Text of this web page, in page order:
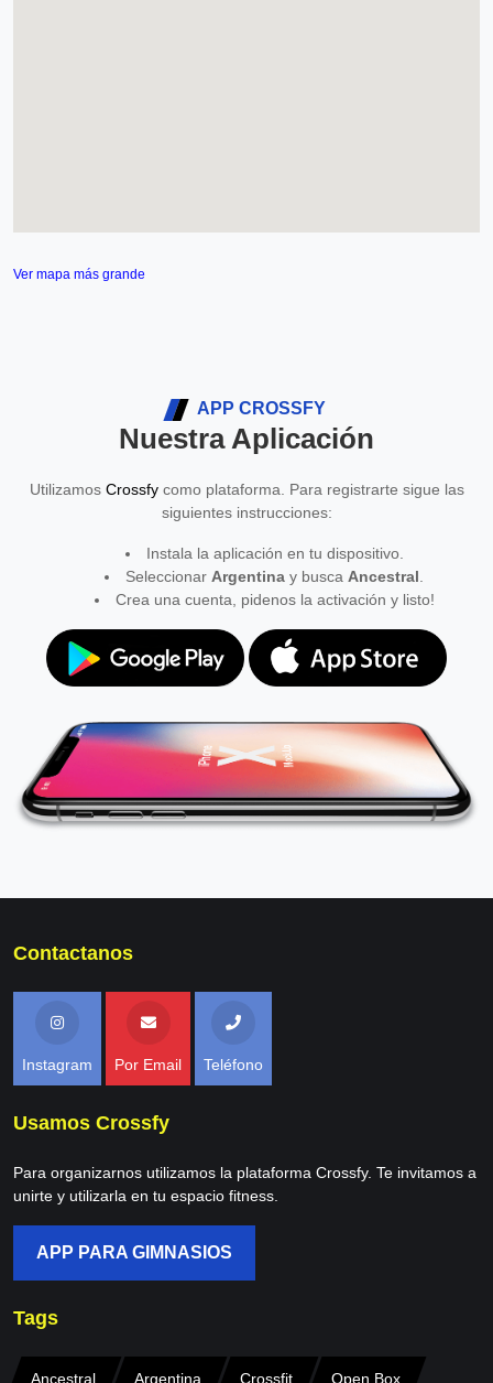
Ver mapa más grande
APP CROSSFY
Nuestra Aplicación
Utilizamos Crossfycomo plataforma. Para registrarte sigue las
siguientes instrucciones:
Instala la aplicación en tu dispositivo.
Seleccionar Argentina y busca Ancestral
Crea una cuenta, pidenos la activación y listo!
Contactanos
Instagram Por Email Teléfono
Usamos Crossfy
Para organizarnos utilizamos la plataforma Crossfy. Te invitamos a
unirte y utilizarla en tu espacio fitness.
APP PARA GIMNASIOS
Tags
Ancestral Argentina Crossfit Open Box